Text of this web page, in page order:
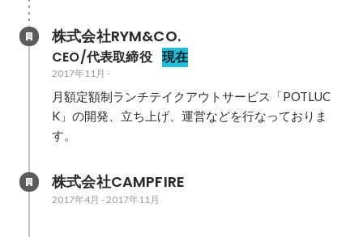
株式会社RYM&CO.
CEO/代表取締役 現在
2017年11月 -
月額定額制ランチテイクアウトサービス「POTLUC
K」の開発、立ち上げ、運営などを行なっておりま
す。
株式会社CAMPFIRE
2017年4月 -2017年11月